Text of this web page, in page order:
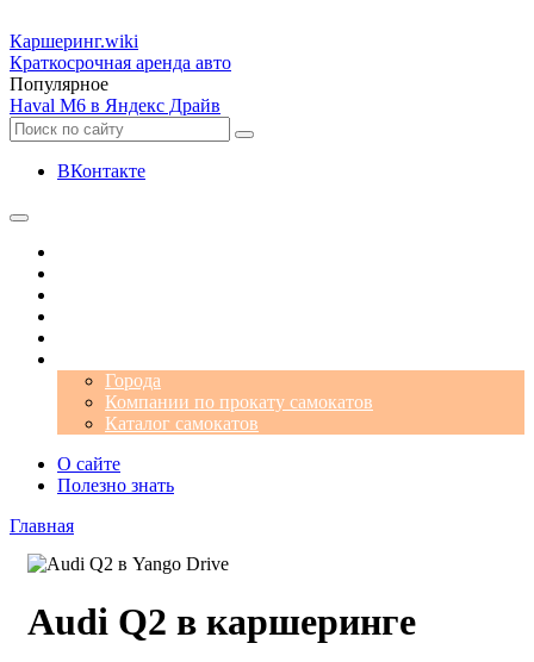
Каршеринг.wiki
Краткосрочная аренда авто
Популярное
Haval M6 в Яндекс Драйв
ВКонтакте
Города
Компании по прокату самокатов
Каталог самокатов
О сайте
Полезно знать
Главная
Audi Q2 в каршеринге